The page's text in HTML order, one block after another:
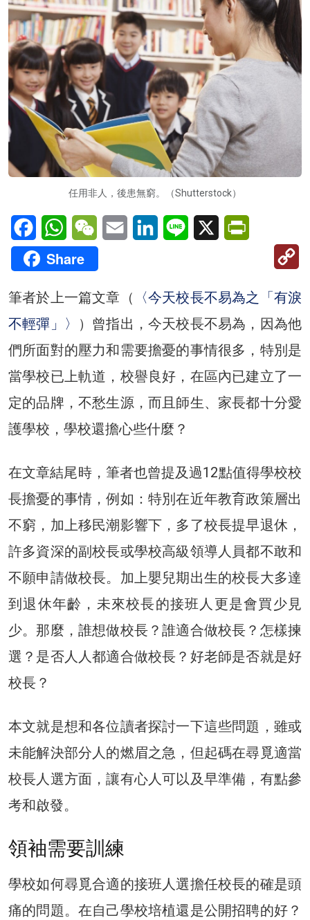
任用非人，後患無窮。（Shutterstock）
FacebookWhatsAppWeChatEmail LinkedInLine X
Share
筆者於上一篇文章（
〈今天校長不易為之「有淚
不輕彈」〉
）曾指出，今天校長不易為，因為他
們所面對的壓力和需要擔憂的事情很多，特別是
當學校已上軌道，校譽良好，在區內已建立了一
定的品牌，不愁生源，而且師生、家長都十分愛
護學校，學校還擔心些什麼？
在文章結尾時，筆者也曾提及過12點值得學校校
長擔憂的事情，例如：特別在近年教育政策層出
不窮，加上移民潮影響下，多了校長提早退休，
許多資深的副校長或學校高級領導人員都不敢和
不願申請做校長。加上嬰兒期出生的校長大多達
到退休年齡，未來校長的接班人更是會買少見
少。那麼，誰想做校長？誰適合做校長？怎樣揀
選？是否人人都適合做校長？好老師是否就是好
校長？
本文就是想和各位讀者探討一下這些問題，雖或
未能解決部分人的燃眉之急，但起碼在尋覓適當
校長人選方面，讓有心人可以及早準備，有點參
考和啟發。
領袖需要訓練
學校如何尋覓合適的接班人選擔任校長的確是頭
痛的問題。在自己學校培植還是公開招聘的好？